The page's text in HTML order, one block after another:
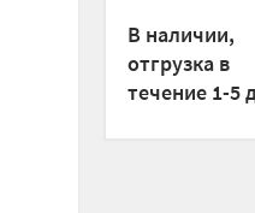
В наличии,
отгрузка в
течение 1-5